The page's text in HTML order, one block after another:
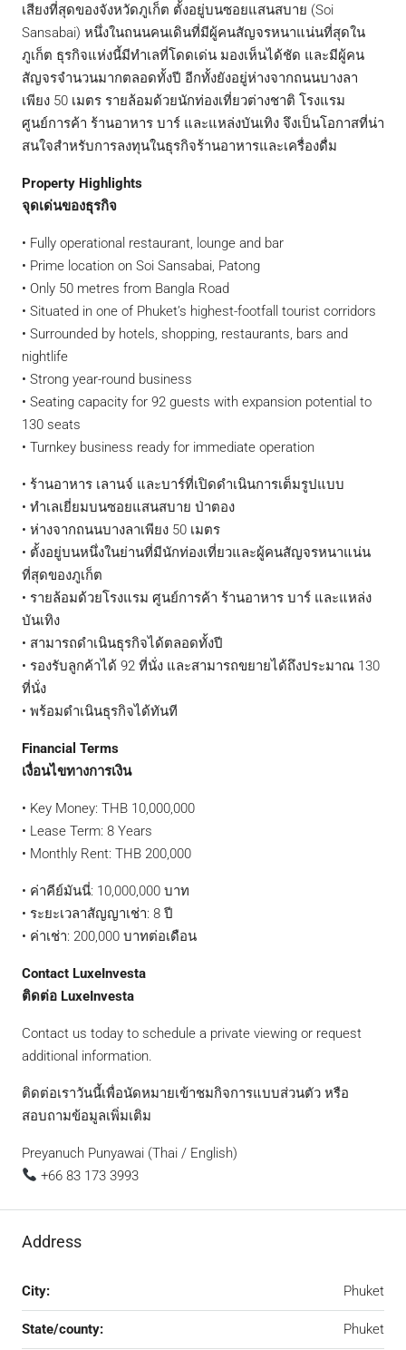
เสียงที่สุดของจังหวัดภูเก็ต ตั้งอยู่บนซอยแสนสบาย (Soi
Sansabai) หนึ่งในถนนคนเดินที่มีผู้คนสัญจรหนาแน่นที่สุดใน
ภูเก็ต ธุรกิจแห่งนี้มีทำเลที่โดดเด่น มองเห็นได้ชัด และมีผู้คน
สัญจรจำนวนมากตลอดทั้งปี อีกทั้งยังอยู่ห่างจากถนนบางลา
เพียง 50 เมตร รายล้อมด้วยนักท่องเที่ยวต่างชาติ โรงแรม
ศูนย์การค้า ร้านอาหาร บาร์ และแหล่งบันเทิง จึงเป็นโอกาสที่น่า
สนใจสำหรับการลงทุนในธุรกิจร้านอาหารและเครื่องดื่ม
Property Highlights
จุดเด่นของธุรกิจ
• Fully operational restaurant, lounge and bar
• Prime location on Soi Sansabai, Patong
• Only 50 metres from Bangla Road
• Situated in one of Phuket’s highest-footfall tourist corridors
• Surrounded by hotels, shopping, restaurants, bars and
nightlife
• Strong year-round business
• Seating capacity for 92 guests with expansion potential to
130 seats
• Turnkey business ready for immediate operation
• ร้านอาหาร เลานจ์ และบาร์ที่เปิดดำเนินการเต็มรูปแบบ
• ทำเลเยี่ยมบนซอยแสนสบาย ป่าตอง
• ห่างจากถนนบางลาเพียง 50 เมตร
• ตั้งอยู่บนหนึ่งในย่านที่มีนักท่องเที่ยวและผู้คนสัญจรหนาแน่น
ที่สุดของภูเก็ต
• รายล้อมด้วยโรงแรม ศูนย์การค้า ร้านอาหาร บาร์ และแหล่ง
บันเทิง
• สามารถดำเนินธุรกิจได้ตลอดทั้งปี
• รองรับลูกค้าได้ 92 ที่นั่ง และสามารถขยายได้ถึงประมาณ 130
ที่นั่ง
• พร้อมดำเนินธุรกิจได้ทันที
Financial Terms
เงื่อนไขทางการเงิน
• Key Money: THB 10,000,000
• Lease Term: 8 Years
• Monthly Rent: THB 200,000
• ค่าคีย์มันนี่: 10,000,000 บาท
• ระยะเวลาสัญญาเช่า: 8 ปี
• ค่าเช่า: 200,000 บาทต่อเดือน
Contact LuxeInvesta
ติดต่อ LuxeInvesta
Contact us today to schedule a private viewing or request
additional information.
ติดต่อเราวันนี้เพื่อนัดหมายเข้าชมกิจการแบบส่วนตัว หรือ
สอบถามข้อมูลเพิ่มเติม
Preyanuch Punyawai (Thai / English)
+66 83 173 3993
Address
City: Phuket
State/county: Phuket